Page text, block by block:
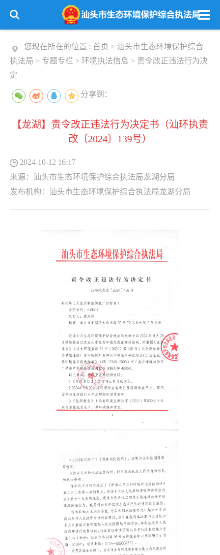
您现在所在的位置 : 首页 > 汕头市生态环境保护综合
执法局 > 专题专栏 > 环境执法信息 > 责令改正违法行为决
定
分享到：
【龙湖】责令改正违法行为决定书（汕环执责
改〔2024〕139号）
2024-10-12 16:17
来源： 汕头市生态环境保护综合执法局龙湖分局
发布机构： 汕头市生态环境保护综合执法局龙湖分局